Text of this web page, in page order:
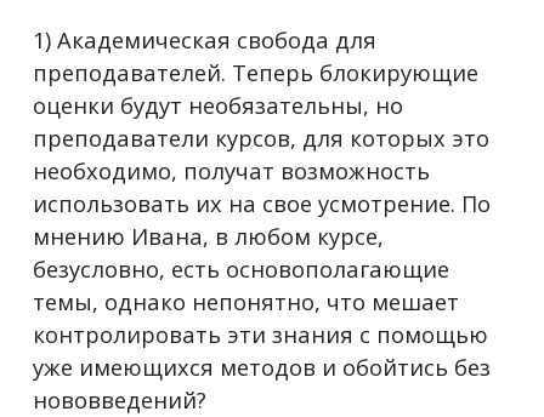
1) Академическая свобода для
преподавателей. Теперь блокирующие
оценки будут необязательны, но
преподаватели курсов, для которых это
необходимо, получат возможность
использовать их на свое усмотрение. По
мнению Ивана, в любом курсе,
безусловно, есть основополагающие
темы, однако непонятно, что мешает
контролировать эти знания с помощью
уже имеющихся методов и обойтись без
нововведений?